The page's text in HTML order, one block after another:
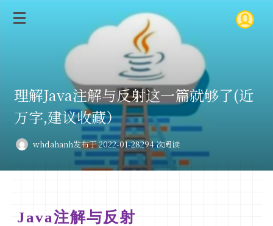
理解Java注解与反射这一篇就够了(近
万字,建议收藏）
whdahanh发布于 2022-01-28294 次阅读
Java注解与反射